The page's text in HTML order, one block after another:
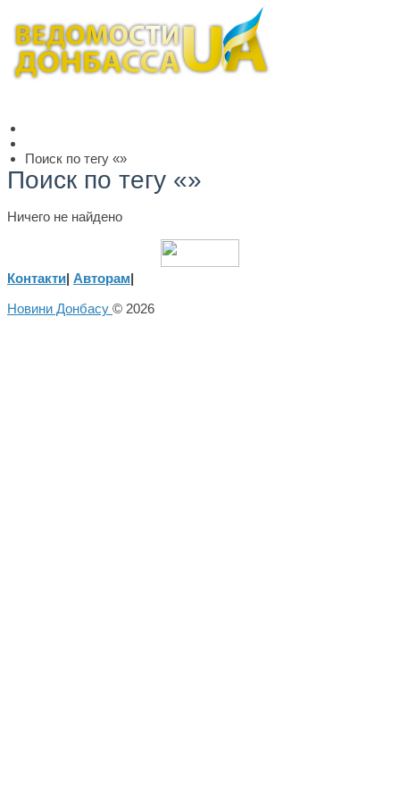
Поиск по тегу «»
Поиск по тегу «»
Ничего не найдено
Контакти| Авторам|
Новини Донбасу © 2026